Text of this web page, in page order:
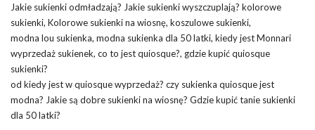
Jakie sukienki odmładzają? Jakie sukienki wyszczuplają? kolorowe
sukienki, Kolorowe sukienki na wiosnę, koszulowe sukienki,
modna lou sukienka, modna sukienka dla 50 latki, kiedy jest Monnari
wyprzedaż sukienek, co to jest quiosque?, gdzie kupić quiosque
sukienki?
od kiedy jest w quiosque wyprzedaż? czy sukienka quiosque jest
modna? Jakie są dobre sukienki na wiosnę? Gdzie kupić tanie sukienki
dla 50 latki?